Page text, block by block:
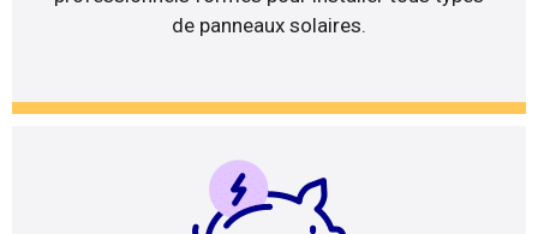
de panneaux solaires.